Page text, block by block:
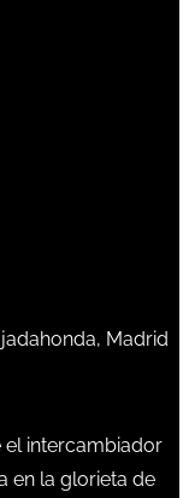
Madrid
el intercambiador
en la glorieta de